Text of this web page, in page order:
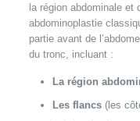
la région abdominale et
abdominoplastie
partie avant de
du tronc, incluant :
La région
Les flancs(les